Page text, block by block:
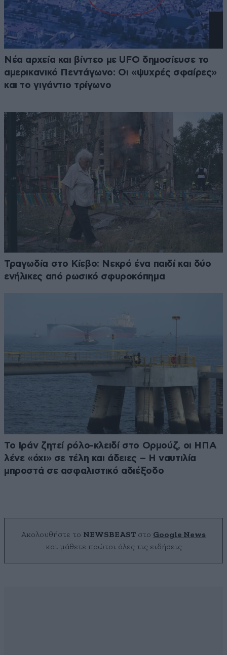
Νέα αρχεία και βίντεο με UFO δημοσίευσε το
αμερικανικό Πεντάγωνο: Οι «ψυχρές σφαίρες»
και το γιγάντιο τρίγωνο
Τραγωδία στο Κίεβο: Νεκρό ένα παιδί και δύο
ενήλικες από ρωσικό σφυροκόπημα
Το Ιράν ζητεί ρόλο-κλειδί στο Ορμούζ, οι ΗΠΑ
λένε «όχι» σε τέλη και άδειες – Η ναυτιλία
μπροστά σε ασφαλιστικό αδιέξοδο
Ακολουθήστε το NEWSBEAST στο Google News
και μάθετε πρώτοι όλες τις ειδήσεις